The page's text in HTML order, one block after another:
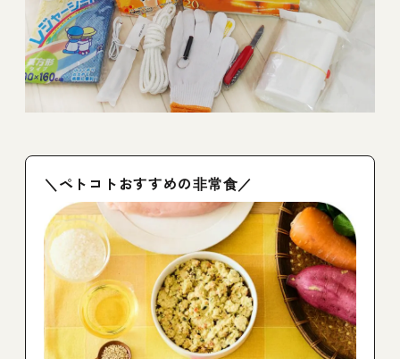
＼ペトコトおすすめの非常食／